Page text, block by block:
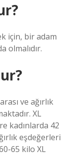
için, bir adam
olmalıdır.
ve ağırlık
XL
kadınlarda 42
eşdeğerleri
65 kilo XL